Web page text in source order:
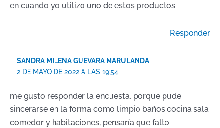
en cuando yo utilizo uno de estos productos
Responder
SANDRA MILENA GUEVARA MARULANDA
2 DE MAYO DE 2022 A LAS 19:54
me gusto responder la encuesta, porque pude
sincerarse en la forma como limpió baños cocina sala
comedor y habitaciones, pensaría que falto